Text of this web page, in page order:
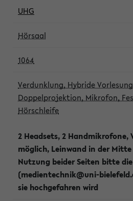
UHG
Hörsaal
1064
Verdunklung, Hybride
Doppelprojektion, Mikrofon,
Hörschleife
2 Headsets, 2 Handmikrofone,
möglich, Leinwand in der
Nutzung beider Seiten bitte
(medientechnik@uni-
sie hochgefahren wird